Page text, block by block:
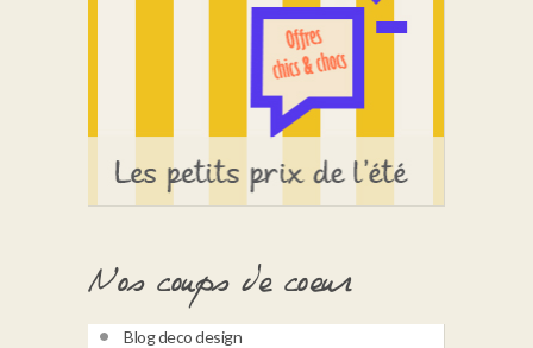
Nos coups de coeur
Blog deco design